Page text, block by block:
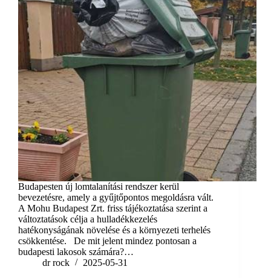
Budapesten új lomtalanítási rendszer kerül
bevezetésre, amely a gyűjtőpontos megoldásra vált.
A Mohu Budapest Zrt. friss tájékoztatása szerint a
változtatások célja a hulladékkezelés
hatékonyságának növelése és a környezeti terhelés
csökkentése. De mit jelent mindez pontosan a
budapesti lakosok számára?…
dr rock
2025-05-31